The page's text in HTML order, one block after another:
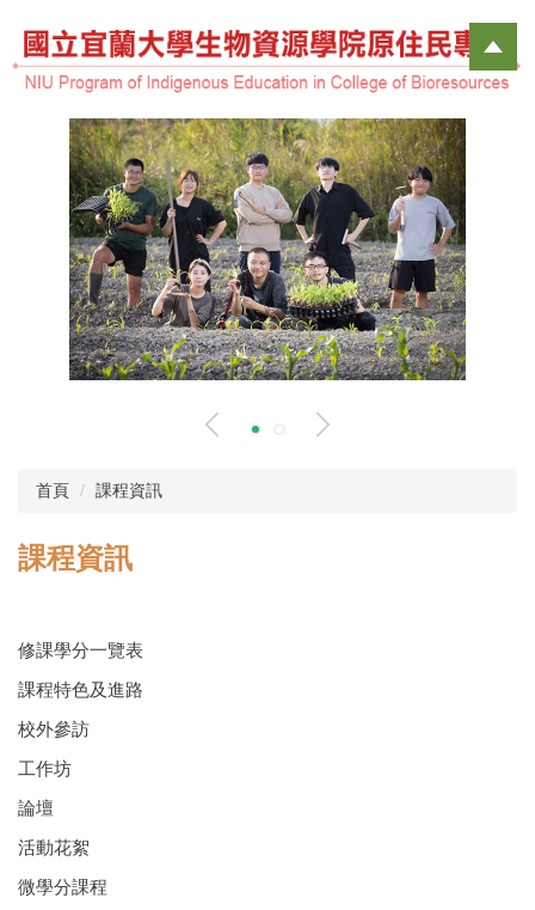
主
要
首頁 課程資訊
課程資訊
修課學分一覽表
課程特色及進路
校外參訪
工作坊
論壇
活動花絮
微學分課程